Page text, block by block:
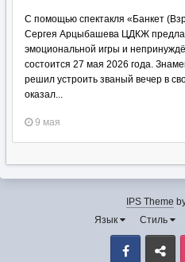
С помощью спектакля «Банкет
Сергея Арцыбашева ЦДКЖ
эмоциональной игры и
состоится 27 мая 2026 года.
решил устроить званый вечер в
оказал...
9 мая
IPS Theme
Язык
Стиль
Facebook